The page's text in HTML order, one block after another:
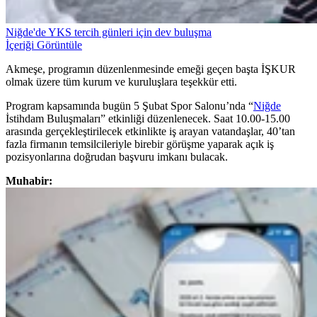
Niğde'de YKS tercih günleri için dev buluşma
İçeriği Görüntüle
Akmeşe, programın düzenlenmesinde emeği geçen başta İŞKUR
olmak üzere tüm kurum ve kuruluşlara teşekkür etti.
Program kapsamında bugün 5 Şubat Spor Salonu’nda “Niğde
İstihdam Buluşmaları” etkinliği düzenlenecek. Saat 10.00-15.00
arasında gerçekleştirilecek etkinlikte iş arayan vatandaşlar, 40’tan
fazla firmanın temsilcileriyle birebir görüşme yaparak açık iş
pozisyonlarına doğrudan başvuru imkanı bulacak.
Muhabir: